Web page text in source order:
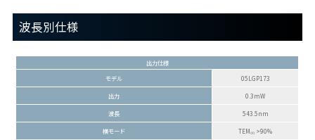
波長別仕様
出力仕様
モデル
05LGP173
出力 0.3mW
波長 543.5nm
横モード TEM₀₀ >90%